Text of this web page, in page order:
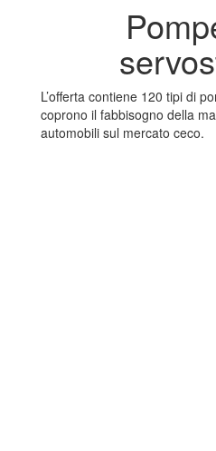
L’offerta contiene 120 tipi di
coprono il fabbisogno della
automobili sul mercato ceco.